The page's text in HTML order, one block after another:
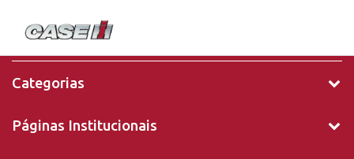
Categorias
Páginas Institucionais